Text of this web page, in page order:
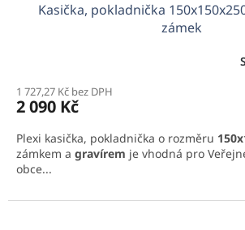
Kasička, pokladnička
zámek
1 727,27 Kč bez DPH
2 090 Kč
Plexi kasička, pokladnička o rozměru
zámkem a gravírem je vhodná pro
obce...